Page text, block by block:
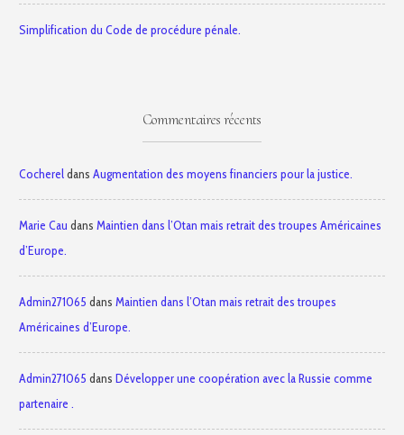
Simplification du Code de procédure pénale.
Commentaires récents
Cochereldans Augmentation des moyens financiers pour la justice.
Marie Cau dans Maintien dans l’Otan mais retrait des troupes Américaines
d’Europe.
Admin271065 dans Maintien dans l’Otan mais retrait des troupes
Américaines d’Europe.
Admin271065 dans Développer une coopération avec la Russie comme
partenaire .